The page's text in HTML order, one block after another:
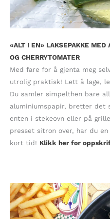
«ALT I EN» LAKSEPAKKE MED
OG CHERRYTOMATER
Med fare for å gjenta meg
utrolig praktisk! Lett å lage,
Du samler simpelthen bare
aluminiumspapir, bretter det
enten i stekeovn eller på
presset sitron over, har du
kort tid! Klikk her for